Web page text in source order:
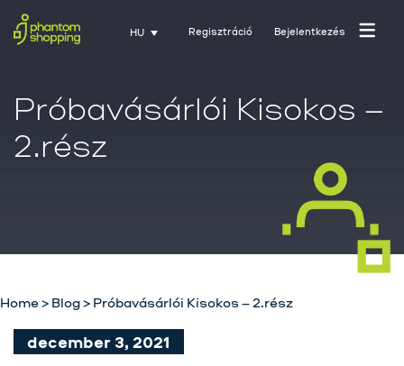
HU Regisztráció Bejelentkezés
Próbavásárlói Kisokos –
2.rész
Home> Blog> Próbavásárlói Kisokos – 2.rész
december 3, 2021